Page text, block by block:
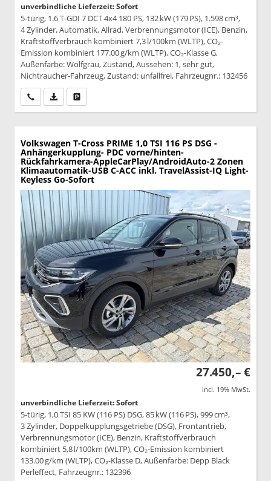
unverbindliche Lieferzeit: Sofort
5-türig, 1.6 T-GDI 7 DCT 4x4 180 PS, 132 kW (179 PS), 1.598 cm³,
4 Zylinder, Automatik, Allrad, Verbrennungsmotor (ICE), Benzin,
Kraftstoffverbrauch kombiniert 7,3 l/100km (WLTP), CO₂-
Emission kombiniert 177.00 g/km (WLTP), CO₂-Klasse G,
Außenfarbe: Wolfgrau, Zustand, Aussehen: 1, sehr gut,
Nichtraucher-Fahrzeug, Zustand: unfallfrei, Fahrzeugnr.: 132456
Wir rufen Sie anPDF-Datei, Fahrzeugexposé drucken
Volkswagen T-Cross PRIME 1,0 TSI 116 PS DSG -
Anhängerkupplung- PDC vorne/hinten-
Rückfahrkamera-AppleCarPlay/AndroidAuto-2 Zonen
Klimaautomatik-USB C-ACC inkl. TravelAssist-IQ Light-
Keyless Go-Sofort
27.450,– €
incl. 19% MwSt.
unverbindliche Lieferzeit: Sofort
5-türig, 1,0 TSI 85 KW (116 PS) DSG, 85 kW (116 PS), 999 cm³,
3 Zylinder, Doppelkupplungsgetriebe (DSG), Frontantrieb,
Verbrennungsmotor (ICE), Benzin, Kraftstoffverbrauch
kombiniert 5,8 l/100km (WLTP), CO₂-Emission kombiniert
133.00 g/km (WLTP), CO₂-Klasse D, Außenfarbe: Depp Black
Perleffect, Fahrzeugnr.: 132396